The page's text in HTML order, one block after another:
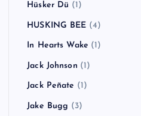
Hüsker Dü (1)
HUSKING BEE (4)
In Hearts Wake (1)
Jack Johnson (1)
Jack Peñate (1)
Jake Bugg (3)